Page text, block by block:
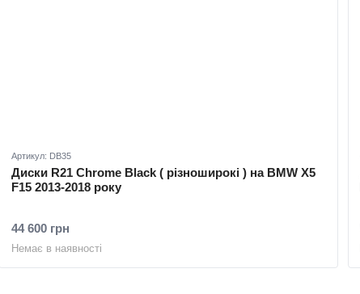
Артикул: DB35
Диски R21 Chrome Black ( різноширокі ) на BMW X5
F15 2013-2018 року
44 600 грн
Немає в наявності